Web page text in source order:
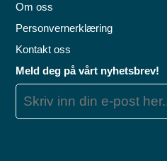
Om oss
Personvernerklæring
Kontakt oss
Meld deg på vårt nyhetsbrev!